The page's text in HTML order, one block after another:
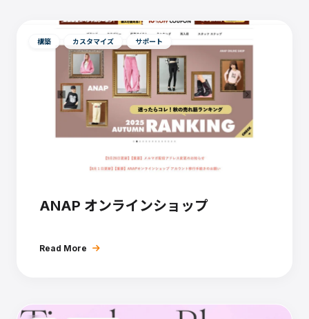
構築 カスタマイズ サポート
ANAP オンラインショップ
Read More